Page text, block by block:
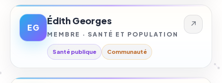
EG
Édith Georges
MEMBRE · SANTÉ ET POPULATION
Santé publique Communauté
↗